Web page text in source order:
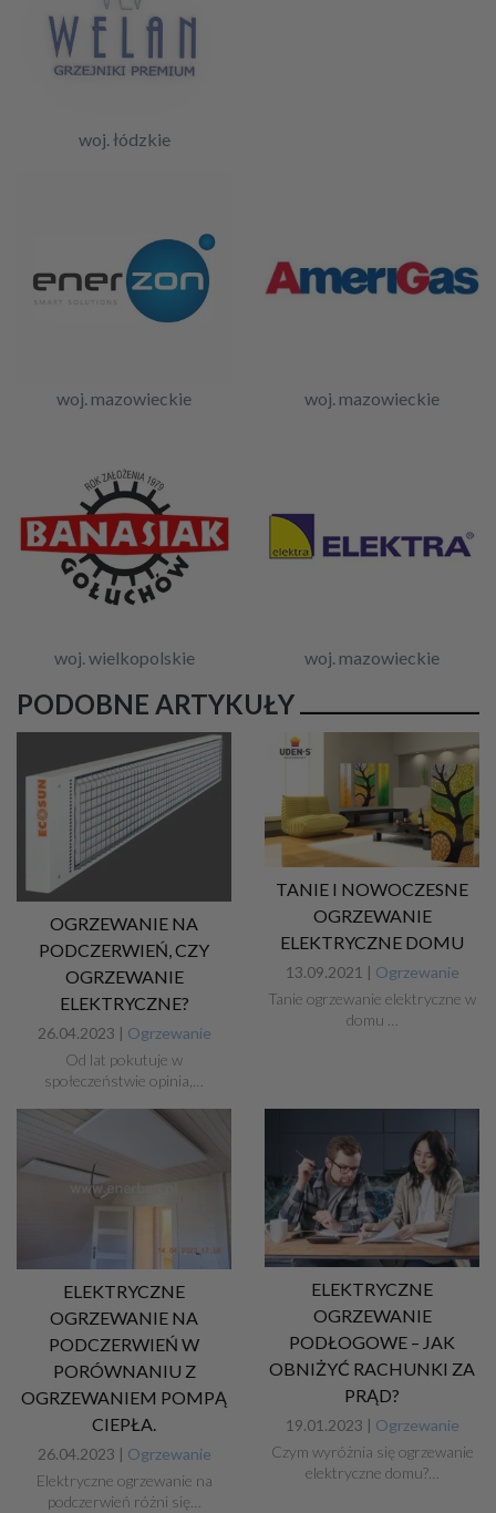
woj. łódzkie
woj. mazowieckie woj. mazowieckie
woj. wielkopolskie woj. mazowieckie
PODOBNE ARTYKUŁY
OGRZEWANIE NA
PODCZERWIEŃ, CZY
OGRZEWANIE
ELEKTRYCZNE?
26.04.2023 | Ogrzewanie
Od lat pokutuje w
społeczeństwie opinia,…
TANIE I NOWOCZESNE
OGRZEWANIE
ELEKTRYCZNE DOMU
13.09.2021 | Ogrzewanie
Tanie ogrzewanie elektryczne w
domu ­…
ELEKTRYCZNE
OGRZEWANIE NA
PODCZERWIEŃ W
PORÓWNANIU Z
OGRZEWANIEM POMPĄ
CIEPŁA.
26.04.2023 | Ogrzewanie
Elektryczne ogrzewanie na
podczerwień różni się…
ELEKTRYCZNE
OGRZEWANIE
PODŁOGOWE – JAK
OBNIŻYĆ RACHUNKI ZA
PRĄD?
19.01.2023 | Ogrzewanie
Czym wyróżnia się ogrzewanie
elektryczne domu?…